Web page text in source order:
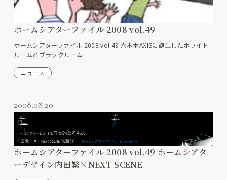
ホームシアターファイル 2008 vol.49
ホームシアターファイル 2008 vol.49 六本木AXISに誕生したホワイト
ルームとブラックルーム
ニュース
2008.08.20
ホームシアターファイル 2008 vol.49 ホームシアタ
ーデザイン内田繁×NEXT SCENE